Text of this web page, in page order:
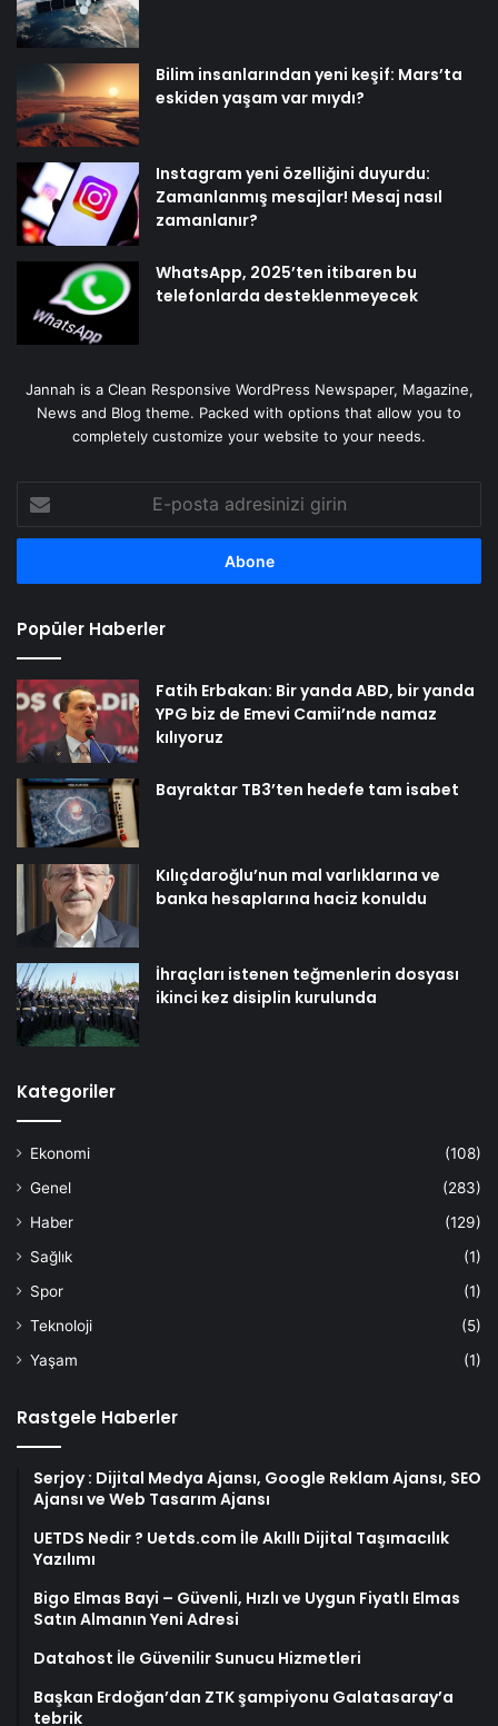
Bilim insanlarından yeni keşif: Mars’ta
eskiden yaşam var mıydı?
Instagram yeni özelliğini duyurdu:
Zamanlanmış mesajlar! Mesaj nasıl
zamanlanır?
WhatsApp, 2025’ten itibaren bu
telefonlarda desteklenmeyecek
Jannah is a Clean Responsive WordPress Newspaper, Magazine,
News and Blog theme. Packed with options that allow you to
completely customize your website to your needs.
posta
adresinizi
Popüler Haberler
Fatih Erbakan: Bir yanda ABD, bir yanda
YPG biz de Emevi Camii’nde namaz
kılıyoruz
Bayraktar TB3’ten hedefe tam isabet
Kılıçdaroğlu’nun mal varlıklarına ve
banka hesaplarına haciz konuldu
İhraçları istenen teğmenlerin dosyası
ikinci kez disiplin kurulunda
Kategoriler
Ekonomi
(108)
Genel
(283)
Haber
(129)
Sağlık
(1)
Spor
(1)
Teknoloji
(5)
Yaşam
(1)
Rastgele Haberler
Serjoy : Dijital Medya Ajansı, Google Reklam Ajansı, SEO
Ajansı ve Web Tasarım Ajansı
UETDS Nedir ? Uetds.com İle Akıllı Dijital Taşımacılık
Yazılımı
Bigo Elmas Bayi – Güvenli, Hızlı ve Uygun Fiyatlı Elmas
Satın Almanın Yeni Adresi
Datahost İle Güvenilir Sunucu Hizmetleri
Başkan Erdoğan’dan ZTK şampiyonu Galatasaray’a
tebrik